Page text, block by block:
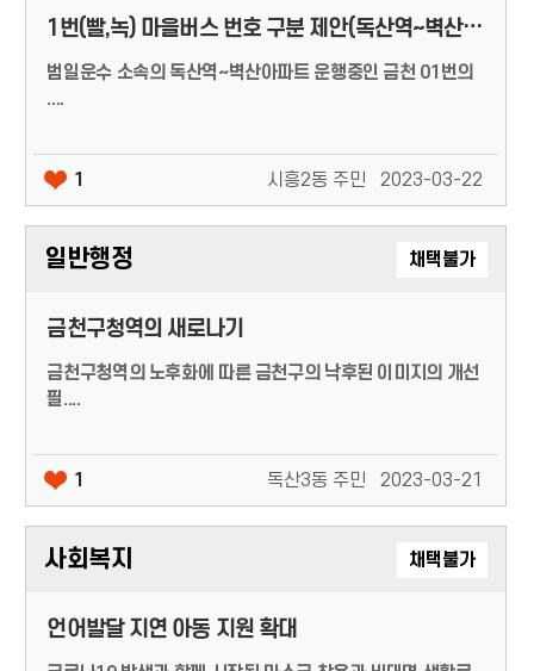
1번(빨,녹) 마을버스 번호 구분 제안(독산역~벽산아파트)
범일운수 소속의 독산역~벽산아파트 운행중인 금천 01번의
....
1 시흥2동 주민 2023-03-22
일반행정 채택불가
금천구청역의 새로나기
금천구청역의 노후화에 따른 금천구의 낙후된 이미지의 개선
필....
1 독산3동 주민 2023-03-21
사회복지 채택불가
언어발달 지연 아동 지원 확대